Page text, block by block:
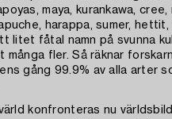
maya, kurankawa, cree,
harappa, sumer, hettit,
litet fåtal namn på svunna
många fler. Så räknar
gång 99.9% av alla arter
konfronteras nu